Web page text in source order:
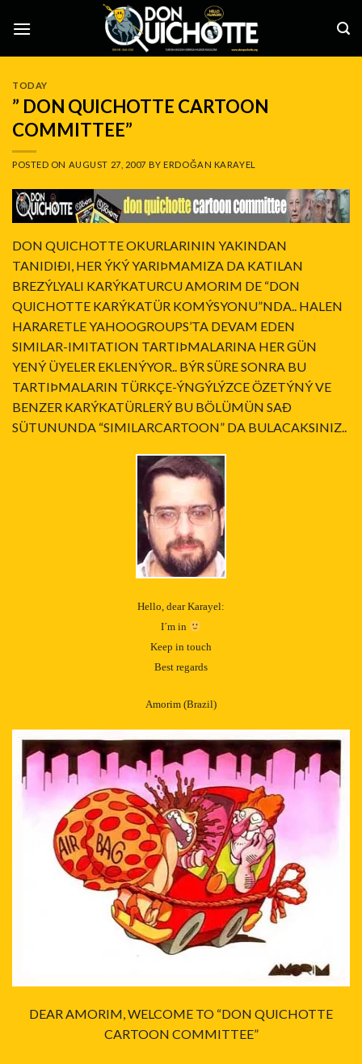
TODAY
” DON QUICHOTTE CARTOON
COMMITTEE”
POSTED ON AUGUST 27, 2007 BYERDOĞAN KARAYEL
DON QUICHOTTE OKURLARININ YAKINDAN
TANIDIÐI, HER ÝKÝ YARIÞMAMIZA DA KATILAN
BREZÝLYALI KARÝKATURCU AMORIM DE “DON
QUICHOTTE KARÝKATÜR KOMÝSYONU”NDA.. HALEN
HARARETLE YAHOOGROUPS’TA DEVAM EDEN
SIMILAR-IMITATION TARTIÞMALARINA HER GÜN
YENÝ ÜYELER EKLENÝYOR.. BÝR SÜRE SONRA BU
TARTIÞMALARIN TÜRKÇE-ÝNGÝLÝZCE ÖZETÝNÝ VE
BENZER KARÝKATÜRLERÝ BU BÖLÜMÜN SAÐ
SÜTUNUNDA “SIMILARCARTOON” DA BULACAKSINIZ..
Hello, dear Karayel:
I´m in
Keep in touch
Best regards
Amorim (Brazil)
DEAR AMORIM, WELCOME TO “DON QUICHOTTE
CARTOON COMMITTEE”